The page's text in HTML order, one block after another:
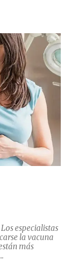
especialistas
la vacuna
más